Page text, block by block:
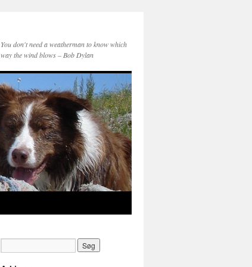
You don't need a weatherman to know which
way the wind blows – Bob Dylan